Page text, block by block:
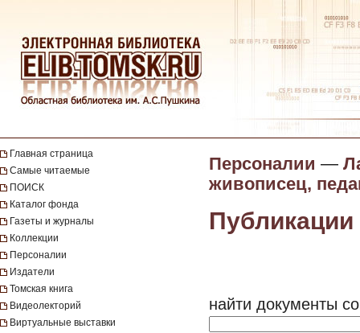
Главная страница
Самые читаемые
ПОИСК
Каталог фонда
Газеты и журналы
Коллекции
Персоналии
Издатели
Томская книга
Видеолекторий
Виртуальные выставки
Персоналии —
живописец,
Публикации
найти документы